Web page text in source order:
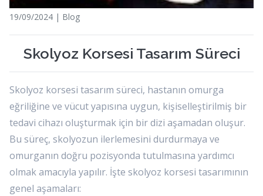
19/09/2024 | Blog
Skolyoz Korsesi Tasarım Süreci
Skolyoz korsesi tasarım süreci, hastanın omurga
eğriliğine ve vücut yapısına uygun, kişiselleştirilmiş bir
tedavi cihazı oluşturmak için bir dizi aşamadan oluşur.
Bu süreç, skolyozun ilerlemesini durdurmaya ve
omurganın doğru pozisyonda tutulmasına yardımcı
olmak amacıyla yapılır. İşte skolyoz korsesi tasarımının
genel aşamaları: